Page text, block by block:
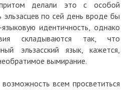
делали это с особой
эльзасцев по сей день вроде бы
идентичность, однако
складываются так, что
эльзасский язык, кажется,
вымирание.
всем просветиться